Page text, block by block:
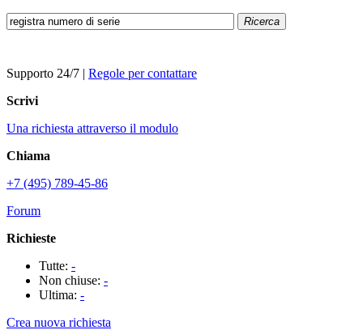
Ricerca
Supporto 24/7 | Regole per contattare
Scrivi
Una richiesta attraverso il modulo
Chiama
+7 (495) 789-45-86
Forum
Richieste
Tutte: -
Non chiuse: -
Ultima: -
Crea nuova richiesta